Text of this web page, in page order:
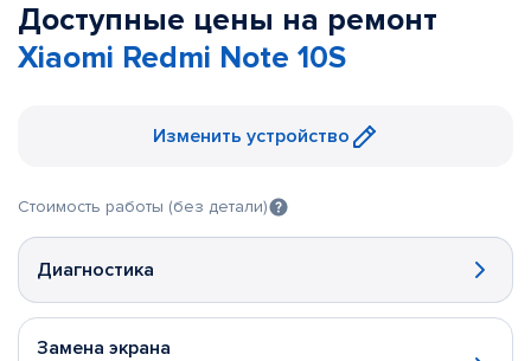
Доступные цены на ремонт
Xiaomi Redmi Note 10S
Изменить устройство
Стоимость работы (без детали)
Диагностика
Замена экрана